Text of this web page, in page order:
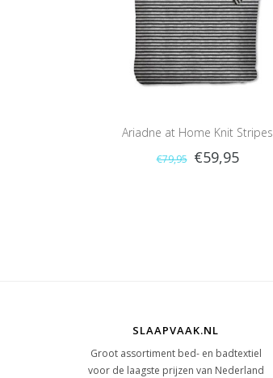
Ariadne at Home Knit Stripes
(Black/White)
€79,95 €59,95
SLAAPVAAK.NL
Groot assortiment bed- en badtextiel
voor de laagste prijzen van Nederland